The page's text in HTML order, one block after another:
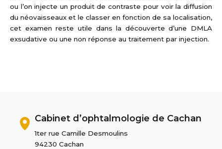
ou l’on injecte un produit de contraste pour voir la diffusion
du néovaisseaux et le classer en fonction de sa localisation,
cet examen reste utile dans la découverte d’une DMLA
exsudative ou une non réponse au traitement par injection.
Cabinet d’ophtalmologie de Cachan
1ter rue Camille Desmoulins
94230 Cachan